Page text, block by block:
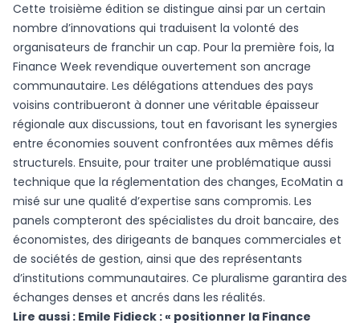
Cette troisième édition se distingue ainsi par un certain
nombre d’innovations qui traduisent la volonté des
organisateurs de franchir un cap. Pour la première fois, la
Finance Week revendique ouvertement son ancrage
communautaire. Les délégations attendues des pays
voisins contribueront à donner une véritable épaisseur
régionale aux discussions, tout en favorisant les synergies
entre économies souvent confrontées aux mêmes défis
structurels. Ensuite, pour traiter une problématique aussi
technique que la réglementation des changes, EcoMatin a
misé sur une qualité d’expertise sans compromis. Les
panels compteront des spécialistes du droit bancaire, des
économistes, des dirigeants de banques commerciales et
de sociétés de gestion, ainsi que des représentants
d’institutions communautaires. Ce pluralisme garantira des
échanges denses et ancrés dans les réalités.
Lire aussi : Emile Fidieck : « positionner la Finance